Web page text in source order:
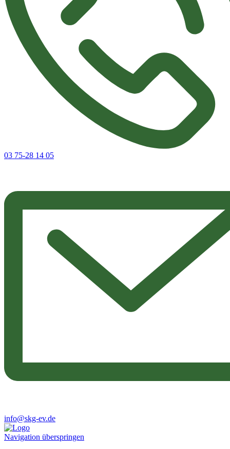
03 75-28 14 05
info@skg-ev.de
Navigation überspringen